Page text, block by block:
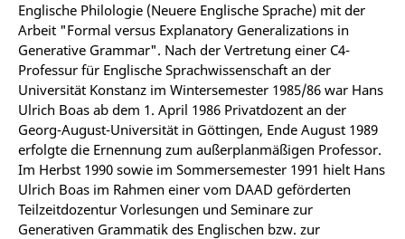
Englische Philologie (Neuere Englische Sprache) mit der
Arbeit "Formal versus Explanatory Generalizations in
Generative Grammar". Nach der Vertretung einer C4-
Professur für Englische Sprachwissenschaft an der
Universität Konstanz im Wintersemester 1985/86 war Hans
Ulrich Boas ab dem 1. April 1986 Privatdozent an der
Georg-August-Universität in Göttingen, Ende August 1989
erfolgte die Ernennung zum außerplanmäßigen Professor.
Im Herbst 1990 sowie im Sommersemester 1991 hielt Hans
Ulrich Boas im Rahmen einer vom DAAD geförderten
Teilzeitdozentur Vorlesungen und Seminare zur
Generativen Grammatik des Englischen bzw. zur